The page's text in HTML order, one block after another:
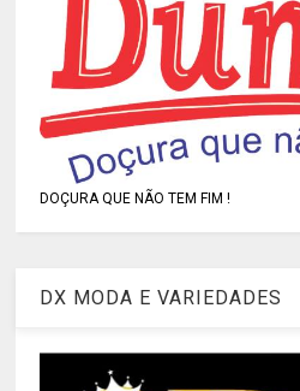
DOÇURA QUE NÃO TEM FIM !
DX MODA E VARIEDADES